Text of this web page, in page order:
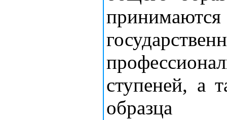
ступеней, а